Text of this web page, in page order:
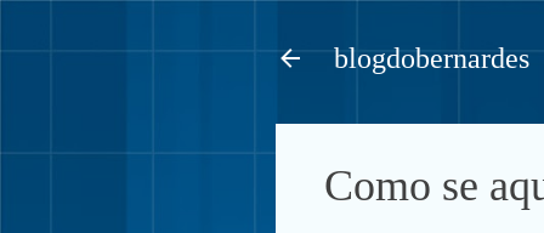
blogdobernardes
Como se